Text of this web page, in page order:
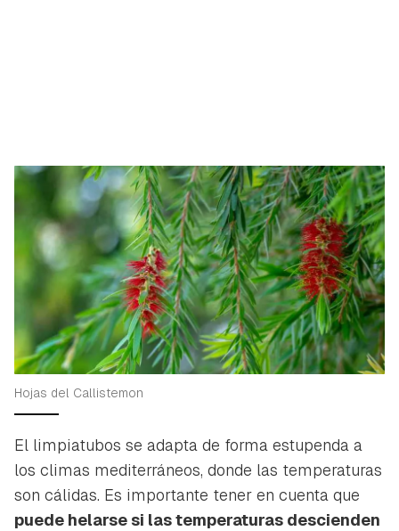
Hojas del Callistemon
El limpiatubos se adapta de forma estupenda a
los climas mediterráneos, donde las temperaturas
son cálidas. Es importante tener en cuenta que
puede helarse si las temperaturas descienden